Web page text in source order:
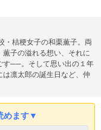
・桔梗女子の和栗薫子。両
子の溢れる想い、それに
す──。そして思い出の１年
凛太郎の誕生日など、仲
めます▼